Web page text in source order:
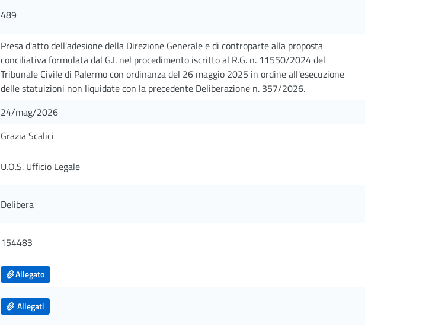
489
Presa d'atto dell'adesione della Direzione Generale e di controparte alla proposta
conciliativa formulata dal G.I. nel procedimento iscritto al R.G. n. 11550/2024 del
Tribunale Civile di Palermo con ordinanza del 26 maggio 2025 in ordine all'esecuzione
delle statuizioni non liquidate con la precedente Deliberazione n. 357/2026.
24/mag/2026
Grazia Scalici
U.O.S. Ufficio Legale
Delibera
154483
Allegato
Allegati